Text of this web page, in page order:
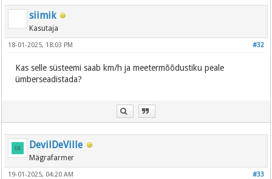
siimik
Kasutaja
#32
18-01-2025, 18:03 PM
Kas selle süsteemi saab km/h ja meetermõõdustiku peale
ümberseadistada?
DevilDeVille
Mägrafarmer
#33
19-01-2025, 04:20 AM